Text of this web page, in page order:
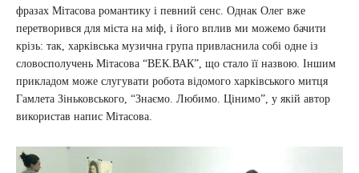
фразах Мітасова романтику і певний сенс. Однак Олег вже
перетворився для міста на міф, і його вплив ми можемо бачити
крізь: так, харківська музична група привласнила собі одне із
словосполучень Мітасова “ВЕК.ВАК”, що стало її назвою. Іншим
прикладом може слугувати робота відомого харківського митця
Гамлета Зіньковського, “Знаємо. Любимо. Цінимо”, у якій автор
використав напис Мітасова.